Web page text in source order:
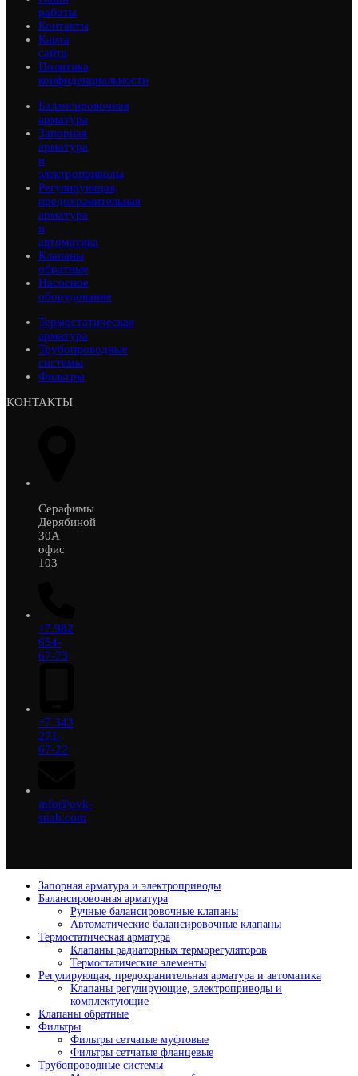
работы
Контакты
Карта
сайта
Политика
конфиденциальности
Балансировочная
арматура
Запорная
арматура
и
электроприводы
Регулирующая,
предохранительная
арматура
и
автоматика
Клапаны
обратные
Насосное
оборудование
Термостатическая
арматура
Трубопроводные
системы
Фильтры
КОНТАКТЫ
Серафимы
Дерябиной
30А
офис
103
+7 982
654-
67-73
+7 343
271-
67-22
info@ovk-
snab.com
Запорная арматура и электроприводы
Балансировочная арматура
Ручные балансировочные клапаны
Автоматические балансировочные клапаны
Термостатическая арматура
Клапаны радиаторных терморегуляторов
Термостатические элементы
Регулирующая, предохранительная арматура и автоматика
Клапаны регулирующие, электроприводы и
комплектующие
Клапаны обратные
Фильтры
Фильтры сетчатые муфтовые
Фильтры сетчатые фланцевые
Трубопроводные системы